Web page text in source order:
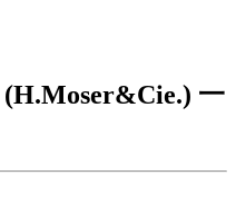
一